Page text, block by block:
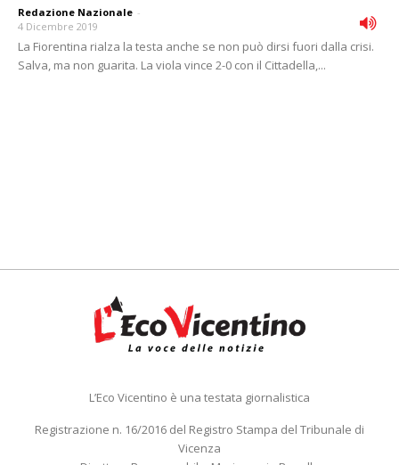
Redazione Nazionale -
4 Dicembre 2019
La Fiorentina rialza la testa anche se non può dirsi fuori dalla crisi.
Salva, ma non guarita. La viola vince 2-0 con il Cittadella,...
L’Eco Vicentino è una testata giornalistica
Registrazione n. 16/2016 del Registro Stampa del Tribunale di
Vicenza